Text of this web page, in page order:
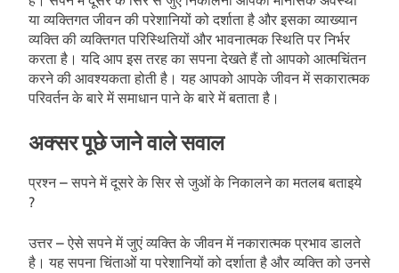
या व्यक्तिगत जीवन की परेशानियों को दर्शाता है और इसका व्याख्यान
व्यक्ति की व्यक्तिगत परिस्थितियों और भावनात्मक स्थिति पर निर्भर
करता है। यदि आप इस तरह का सपना देखते हैं तो आपको आत्मचिंतन
करने की आवश्यकता होती है। यह आपको आपके जीवन में सकारात्मक
परिवर्तन के बारे में समाधान पाने के बारे में बताता है।
अक्सर पूछे जाने वाले सवाल
प्रश्न – सपने में दूसरे के सिर से जुओं के निकालने का मतलब बताइये
?
उत्तर – ऐसे सपने में जुएं व्यक्ति के जीवन में नकारात्मक प्रभाव डालते
है। यह सपना चिंताओं या परेशानियों को दर्शाता है और व्यक्ति को उनसे